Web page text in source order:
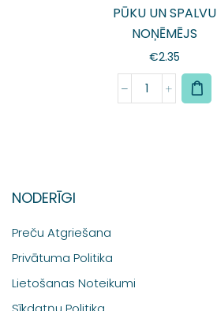
PŪKU UN SPALVU
NOŅĒMĒJS
€2.35
NODERĪGI
Preču Atgriešana
Privātuma Politika
Lietošanas Noteikumi